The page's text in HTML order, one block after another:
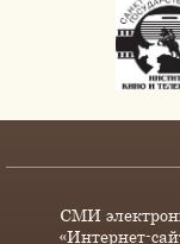
СМИ
«Интернет-